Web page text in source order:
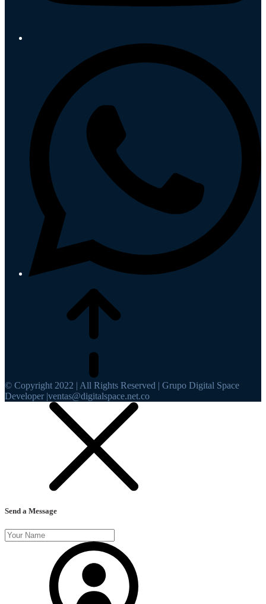
© Copyright 2022 | All Rights Reserved | Grupo Digital Space
Developer |ventas@digitalspace.net.co
Send a Message